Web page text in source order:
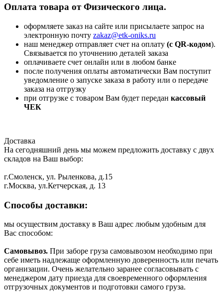
Оплата товара от Физического лица.
оформляете заказ на сайте или присылаете запрос на
электронную почту zakaz@etk-oniks.ru
наш менеджер отправляет счет на оплату (с QR-кодом).
Связывается по уточнению деталей заказа
оплачиваете счет онлайн или в любом банке
после получения оплаты автоматически Вам поступит
уведомление о запуске заказа в работу или о передаче
заказа на отгрузку
при отгрузке с товаром Вам будет передан кассовый
ЧЕК
Доставка
На сегодняшний день мы можем предложить доставку с двух
складов на Ваш выбор:
г.Смоленск, ул. Рыленкова, д.15
г.Москва, ул.Кетчерская, д. 13
Способы доставки:
мы осуществим доставку в Ваш адрес любым удобным для
Вас способом:
Самовывоз. При заборе груза самовывозом необходимо при
себе иметь надлежаще оформленную доверенность или печать
организации. Очень желательно заранее согласовывать с
менеджером дату приезда для своевременного оформления
отгрузочных документов и подготовки самого груза.